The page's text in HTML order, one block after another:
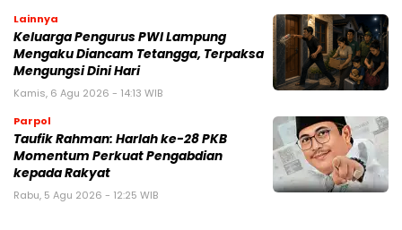
Lainnya
Keluarga Pengurus PWI Lampung
Mengaku Diancam Tetangga, Terpaksa
Mengungsi Dini Hari
Kamis, 6 Agu 2026 - 14:13 WIB
Parpol
Taufik Rahman: Harlah ke-28 PKB
Momentum Perkuat Pengabdian
kepada Rakyat
Rabu, 5 Agu 2026 - 12:25 WIB